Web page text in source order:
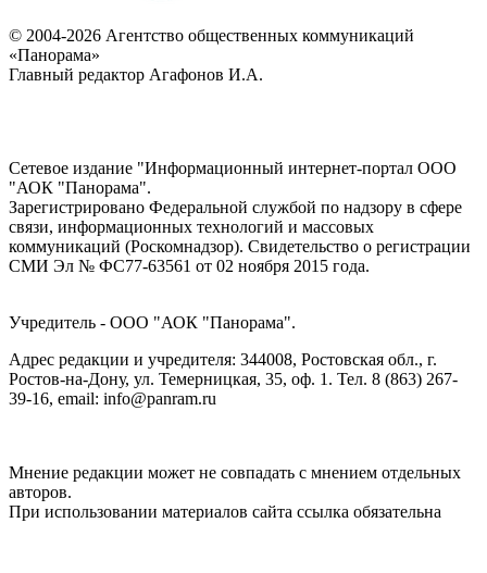
© 2004-2026 Агентство общественных коммуникаций
«Панорама»
Главный редактор Агафонов И.А.
Сетевое издание "Информационный интернет-портал ООО
"АОК "Панорама".
Зарегистрировано Федеральной службой по надзору в сфере
связи, информационных технологий и массовых
коммуникаций (Роскомнадзор). Cвидетельство о регистрации
СМИ Эл № ФС77-63561 от 02 ноября 2015 года.
Учредитель - ООО "АОК "Панорама".
Адрес редакции и учредителя: 344008, Ростовская обл., г.
Ростов-на-Дону, ул. Темерницкая, 35, оф. 1. Тел. 8 (863) 267-
39-16, email: info@panram.ru
Мнение редакции может не совпадать с мнением отдельных
авторов.
При использовании материалов сайта ссылка обязательна